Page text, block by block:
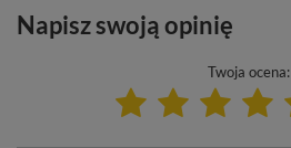
Napisz swoją opinię
Twoja ocena: